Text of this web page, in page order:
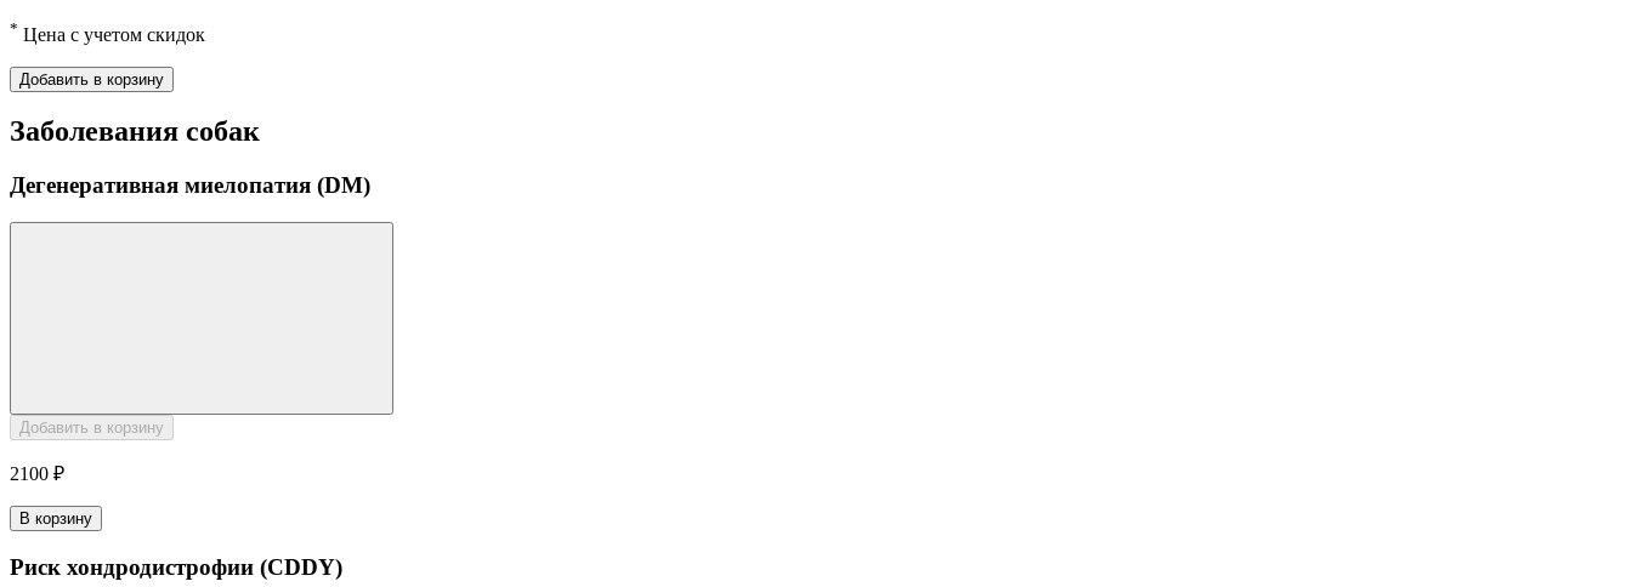
* Цена с учетом скидок
Добавить в корзину
Заболевания собак
Дегенеративная миелопатия (DM)
Добавить в корзину
2100 ₽
В корзину
Риск хондродистрофии (CDDY)